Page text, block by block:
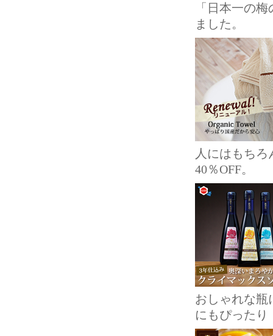
「日本一の
ました。
人にはもち
40％OFF。
おしゃれな
にもぴったり